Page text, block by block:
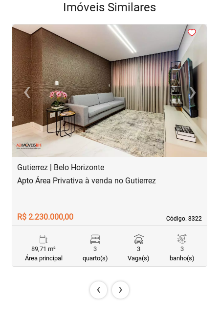
Imóveis Similares
<<< <
‹Previous ›Next
Gutierrez | Belo Horizonte
Código. 8322
Código. 8322
Apto Área Privativa à venda no Gutierrez
R$ 2.230.000,00
89,71 m²
Área principal
3
quarto(s)
3
Vaga(s)
3
banho(s)
‹ ›